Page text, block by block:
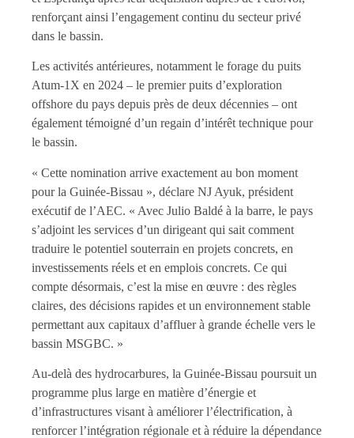
renforçant ainsi l’engagement continu du secteur privé
dans le bassin.
Les activités antérieures, notamment le forage du puits
Atum-1X en 2024 – le premier puits d’exploration
offshore du pays depuis près de deux décennies – ont
également témoigné d’un regain d’intérêt technique pour
le bassin.
« Cette nomination arrive exactement au bon moment
pour la Guinée-Bissau », déclare NJ Ayuk, président
exécutif de l’AEC. « Avec Julio Baldé à la barre, le pays
s’adjoint les services d’un dirigeant qui sait comment
traduire le potentiel souterrain en projets concrets, en
investissements réels et en emplois concrets. Ce qui
compte désormais, c’est la mise en œuvre : des règles
claires, des décisions rapides et un environnement stable
permettant aux capitaux d’affluer à grande échelle vers le
bassin MSGBC. »
Au-delà des hydrocarbures, la Guinée-Bissau poursuit un
programme plus large en matière d’énergie et
d’infrastructures visant à améliorer l’électrification, à
renforcer l’intégration régionale et à réduire la dépendance